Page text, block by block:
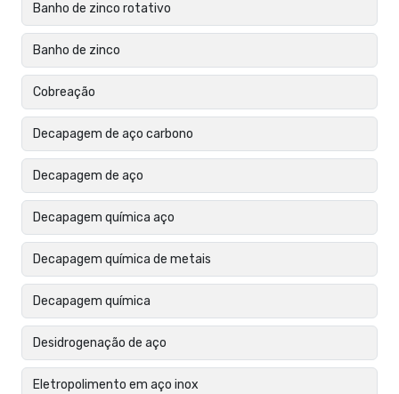
Banho de zinco rotativo
Banho de zinco
Cobreação
Decapagem de aço carbono
Decapagem de aço
Decapagem química aço
Decapagem química de metais
Decapagem química
Desidrogenação de aço
Eletropolimento em aço inox